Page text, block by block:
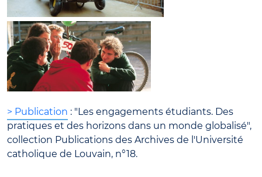
> Publication : "Les engagements étudiants. Des
pratiques et des horizons dans un monde globalisé",
collection Publications des Archives de l'Université
catholique de Louvain, n°18.